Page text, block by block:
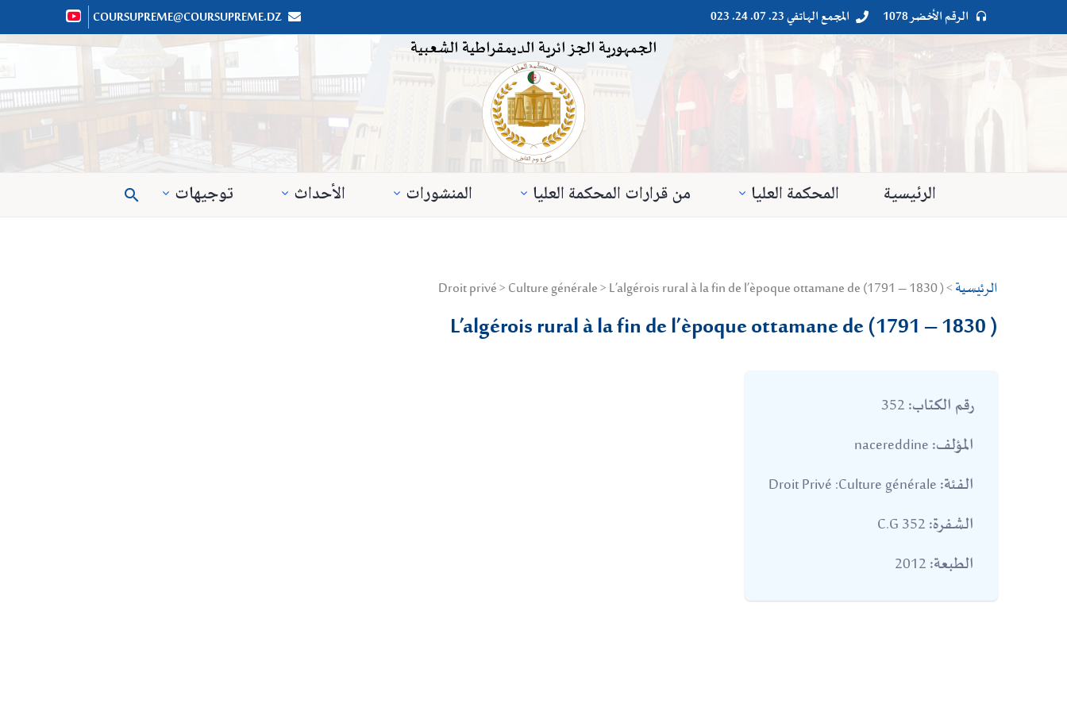

 الرقم الأخضر 1078 
 المجمع الهاتفي 23. 07. 24. 023 

COURSUPREME@COURSUPREME.DZ
الجمهورية الجزائرية الديمقراطية الشعبية
الرئيسية المحكمة العليا من قرارات المحكمة العليا المنشورات الأحداث توجيهات 
الرئيسية> Droit privé > Culture générale > L’algérois rural à la fin de l’èpoque ottamane de (1791 – 1830 )
L’algérois rural à la fin de l’èpoque ottamane de (1791 – 1830 )
رقم الكتاب:
المؤلف:
الفئة:
الشفرة:
الطبعة: